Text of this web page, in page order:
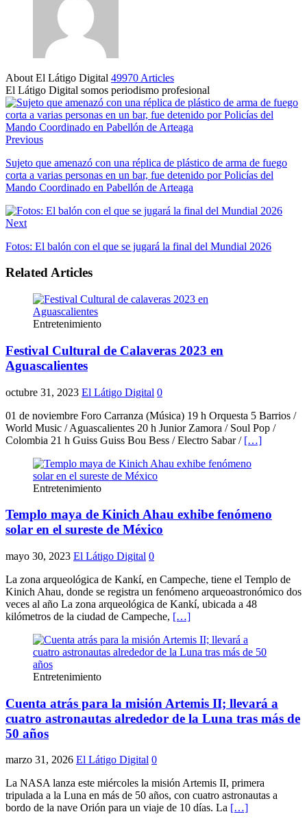
About El Látigo Digital 49970 Articles
El Látigo Digital somos periodismo profesional
Website
Facebook
Previous
Sujeto que amenazó con una réplica de plástico de arma de fuego
corta a varias personas en un bar, fue detenido por Policías del
Mando Coordinado en Pabellón de Arteaga
Next
Fotos: El balón con el que se jugará la final del Mundial 2026
Related Articles
Entretenimiento
Festival Cultural de Calaveras 2023 en
Aguascalientes
octubre 31, 2023 El Látigo Digital 0
01 de noviembre Foro Carranza (Música) 19 h Orquesta 5 Barrios /
World Music / Aguascalientes 20 h Junior Zamora / Soul Pop /
Colombia 21 h Guiss Guiss Bou Bess / Electro Sabar / […]
Entretenimiento
Templo maya de Kinich Ahau exhibe fenómeno
solar en el sureste de México
mayo 30, 2023 El Látigo Digital 0
La zona arqueológica de Kankí, en Campeche, tiene el Templo de
Kinich Ahau, donde se registra un fenómeno arqueoastronómico dos
veces al año La zona arqueológica de Kankí, ubicada a 48
kilómetros de la ciudad de Campeche, […]
Entretenimiento
Cuenta atrás para la misión Artemis II; llevará a
cuatro astronautas alrededor de la Luna tras más de
50 años
marzo 31, 2026 El Látigo Digital 0
La NASA lanza este miércoles la misión Artemis II, primera
tripulada a la Luna en más de 50 años, con cuatro astronautas a
bordo de la nave Orión para un viaje de 10 días. La […]